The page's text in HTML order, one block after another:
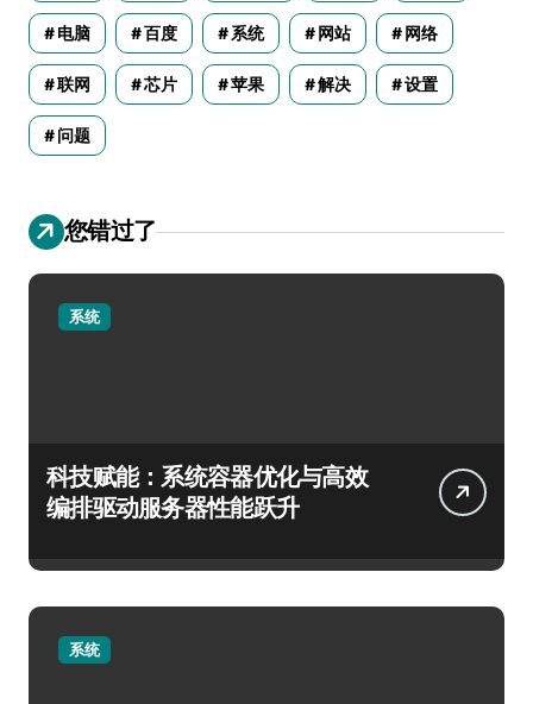
电脑 百度 系统 网站 网络
联网 芯片 苹果 解决 设置
问题
您错过了
系统
科技赋能：系统容器优化与高效
编排驱动服务器性能跃升
系统